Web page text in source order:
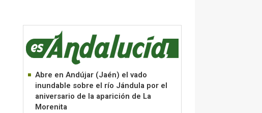
Abre en Andújar (Jaén) el vado
inundable sobre el río Jándula por el
aniversario de la aparición de La
Morenita